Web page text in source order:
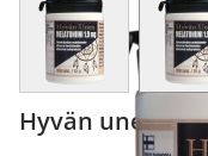
Hyvän unen